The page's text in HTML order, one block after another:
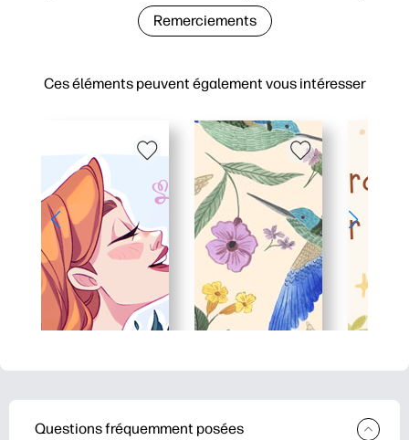
Ces éléments peuvent également vous intéresser
Remerciements
Questions fréquemment posées